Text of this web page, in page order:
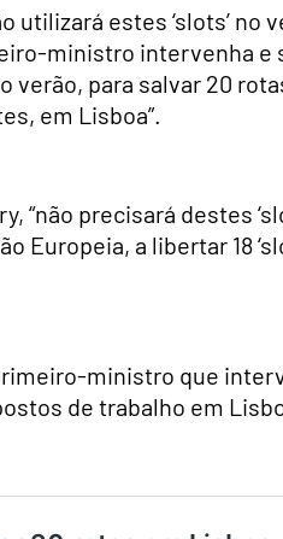
utilizará estes ‘slots’ no
ministro intervenha e
o verão, para salvar 20
em Lisboa”.
“não precisará destes
Europeia, a libertar 18
ministro que
de trabalho em